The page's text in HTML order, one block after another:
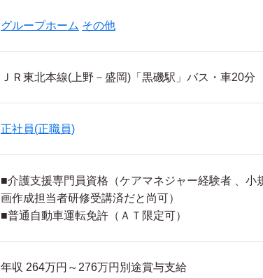
グループホーム その他
ＪＲ東北本線(上野－盛岡)「黒磯駅」バス・車20分
正社員(正職員)
■介護支援専門員資格（ケアマネジャー経験者 、小
画作成担当者研修受講済だと尚可）
■普通自動車運転免許（ＡＴ限定可）
年収 264万円～276万円別途賞与支給